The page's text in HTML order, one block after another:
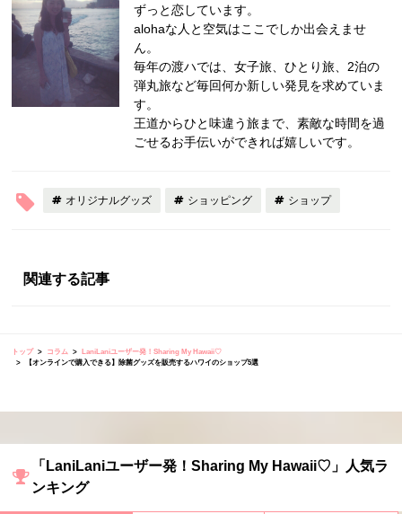
ずっと恋しています。
alohaな人と空気はここでしか出会えませ
ん。
毎年の渡ハでは、女子旅、ひとり旅、2泊の
弾丸旅など毎回何か新しい発見を求めていま
す。
王道からひと味違う旅まで、素敵な時間を過
ごせるお手伝いができれば嬉しいです。
オリジナルグッズ ショッピング ショップ
関連する記事
トップ コラム
LaniLaniユーザー発！Sharing My Hawaii♡
【オンラインで購入できる】除菌グッズを販売するハワイのショップ5選
「LaniLaniユーザー発！Sharing My Hawaii♡」人気ラ
ンキング